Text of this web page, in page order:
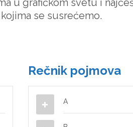
u grafičkom svetu i
se susrećemo.
Rečnik pojmova
A